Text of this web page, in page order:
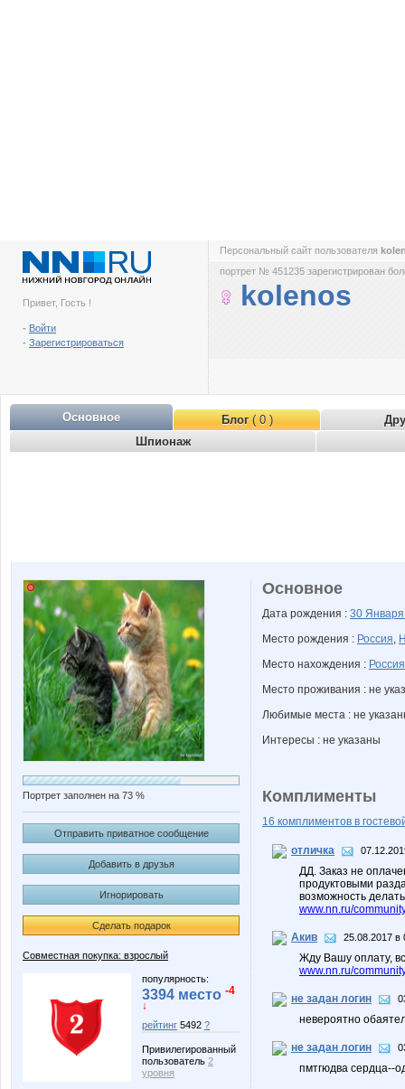
Привет, Гость !
- Войти
- Зарегистрироваться
Персональный сайт пользователя
портрет № 451235 зарегистрирован
kolenos
Основное Блог( 0 )
Шпионаж
Портрет заполнен на 73 %
Отправить приватное сообщение
Добавить в друзья
Игнорировать
Сделать подарок
Совместная покупка: взрослый
популярность:
3394 место -4
↓
рейтинг 5492 ?
Привилегированный
пользователь 2
уровня
Основное
Дата рождения : 30
Место рождения : Россия,
Место нахождения : Россия
Место проживания : не
Любимые места : не
Интересы : не указаны
Комплименты
16 комплиментов в
отличка
ДД. Заказ не
продуктовыми
возможность
www.nn.ru/
Акив 25.08.2017 в
Жду Вашу оплату,
www.nn.ru/
не задан логин
невероятно
не задан логин
пмтгюдва сердца--